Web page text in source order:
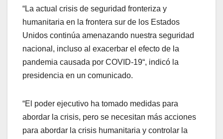
“La actual crisis de seguridad fronteriza y
humanitaria en la frontera sur de los Estados
Unidos continúa amenazando nuestra seguridad
nacional, incluso al exacerbar el efecto de la
pandemia causada por COVID-19“, indicó la
presidencia en un comunicado.
“El poder ejecutivo ha tomado medidas para
abordar la crisis, pero se necesitan más acciones
para abordar la crisis humanitaria y controlar la